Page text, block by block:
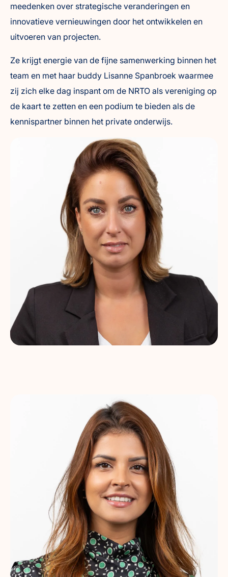
meedenken over strategische veranderingen en
innovatieve vernieuwingen door het ontwikkelen en
uitvoeren van projecten.
Ze krijgt energie van de fijne samenwerking binnen het
team en met haar buddy Lisanne Spanbroek waarmee
zij zich elke dag inspant om de NRTO als vereniging op
de kaart te zetten en een podium te bieden als de
kennispartner binnen het private onderwijs.